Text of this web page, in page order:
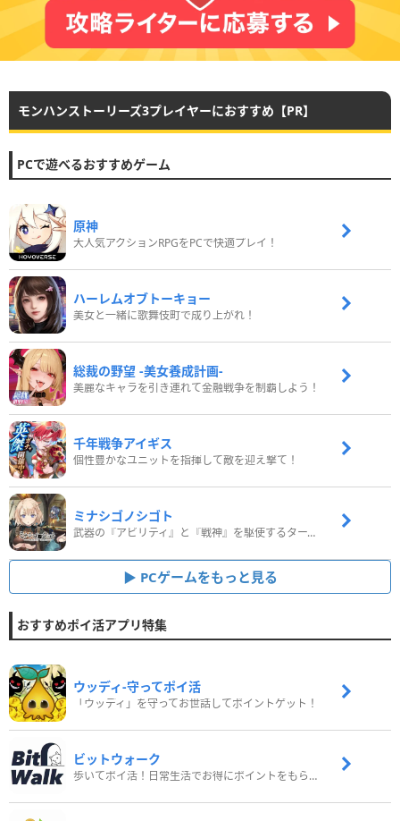
モンハンストーリーズ3プレイヤーにおすすめ【PR】
PCで遊べるおすすめゲーム
原神
大人気アクションRPGをPCで快適プレイ！
ハーレムオブトーキョー
美女と一緒に歌舞伎町で成り上がれ！
総裁の野望 -美女養成計画-
美麗なキャラを引き連れて金融戦争を制覇しよう！
千年戦争アイギス
個性豊かなユニットを指揮して敵を迎え撃て！
ミナシゴノシゴト
武器の『アビリティ』と『戦神』を駆使するターン制コマンドバトルRPG！
PCゲームをもっと見る
おすすめポイ活アプリ特集
ウッディ‐守ってポイ活
「ウッディ」を守ってお世話してポイントゲット！
ビットウォーク
歩いてポイ活！日常生活でお得にポイントをもらおう